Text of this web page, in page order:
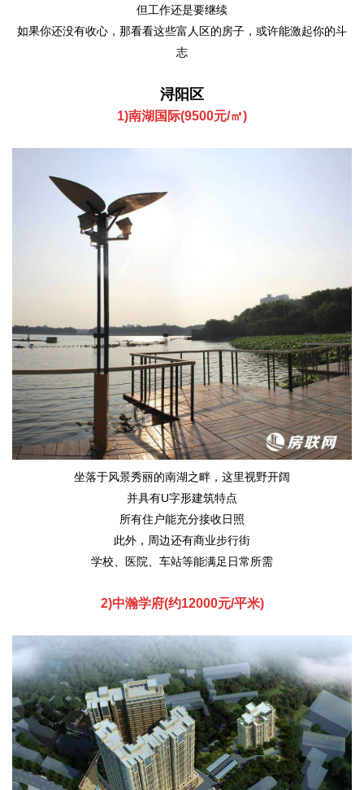
但工作还是要继续
如果你还没有收心，那看看这些富人区的房子，或许能激起你的斗
志
浔阳区
1)南湖国际(9500元/㎡)
坐落于风景秀丽的南湖之畔，这里视野开阔
并具有U字形建筑特点
所有住户能充分接收日照
此外，周边还有商业步行街
学校、医院、车站等能满足日常所需
2)中瀚学府(约12000元/平米)